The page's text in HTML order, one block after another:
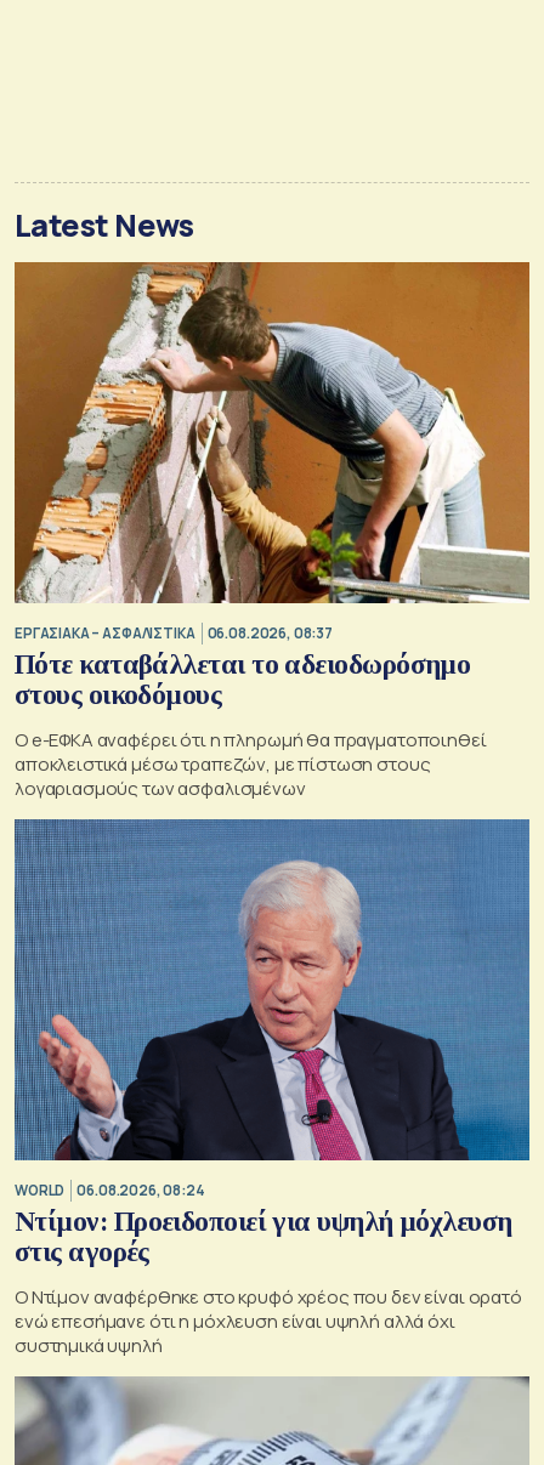
Latest News
ΕΡΓΑΣΙΑΚΑ – ΑΣΦΑΛΙΣΤΙΚΑ 06.08.2026, 08:37
Πότε καταβάλλεται το αδειοδωρόσημο
στους οικοδόμους
O e-ΕΦΚΑ αναφέρει ότι η πληρωμή θα πραγματοποιηθεί
αποκλειστικά μέσω τραπεζών, με πίστωση στους
λογαριασμούς των ασφαλισμένων
WORLD 06.08.2026, 08:24
Ντίμον: Προειδοποιεί για υψηλή μόχλευση
στις αγορές
Ο Ντίμον αναφέρθηκε στο κρυφό χρέος που δεν είναι ορατό
ενώ επεσήμανε ότι η μόχλευση είναι υψηλή αλλά όχι
συστημικά υψηλή